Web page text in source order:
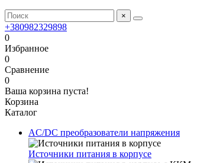
×
+380982329898
0
Избранное
0
Сравнение
0
Ваша корзина пуста!
Корзина
Каталог
AC/DC преобразователи напряжения
Источники питания в корпусе